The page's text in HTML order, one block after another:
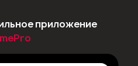
приложение